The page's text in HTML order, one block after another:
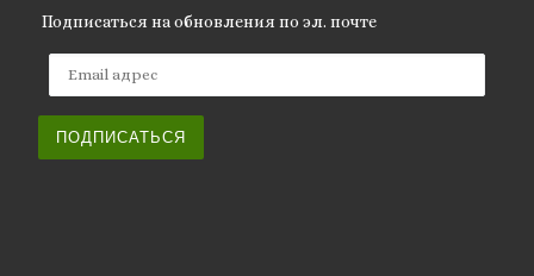
Подписаться на обновления по эл. почте
ПОДПИСАТЬСЯ